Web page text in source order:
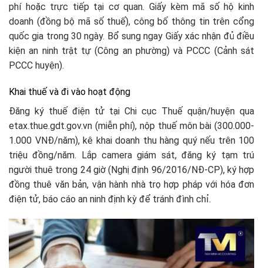
phí hoặc trực tiếp tại cơ quan. Giấy kèm mã số hộ kinh
doanh (đồng bộ mã số thuế), công bố thông tin trên cổng
quốc gia trong 30 ngày. Bổ sung ngay Giấy xác nhận đủ điều
kiện an ninh trật tự (Công an phường) và PCCC (Cảnh sát
PCCC huyện).​
Khai thuế và đi vào hoạt động
Đăng ký thuế điện tử tại Chi cục Thuế quận/huyện qua
etax.thue.gdt.gov.vn (miễn phí), nộp thuế môn bài (300.000-
1.000 VNĐ/năm), kê khai doanh thu hàng quý nếu trên 100
triệu đồng/năm. Lắp camera giám sát, đăng ký tạm trú
người thuê trong 24 giờ (Nghị định 96/2016/NĐ-CP), ký hợp
đồng thuê văn bản, vận hành nhà trọ hợp pháp với hóa đơn
điện tử, báo cáo an ninh định kỳ để tránh đình chỉ.​